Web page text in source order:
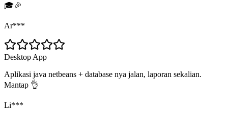
🎓🎉
Ar***
Desktop App
Aplikasi java netbeans + database nya jalan, laporan sekalian.
Mantap 👌
Li***